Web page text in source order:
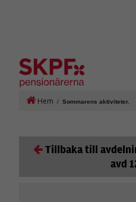
Hem / Sommarens aktiviteter.
Tillbaka till
avd